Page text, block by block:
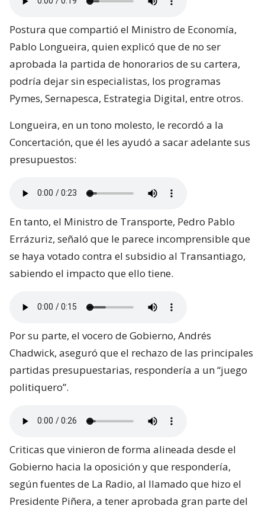
Postura que compartió el Ministro de Economía,
Pablo Longueira, quien explicó que de no ser
aprobada la partida de honorarios de su cartera,
podría dejar sin especialistas, los programas
Pymes, Sernapesca, Estrategia Digital, entre otros.
Longueira, en un tono molesto, le recordó a la
Concertación, que él les ayudó a sacar adelante sus
presupuestos:
En tanto, el Ministro de Transporte, Pedro Pablo
Errázuriz, señaló que le parece incomprensible que
se haya votado contra el subsidio al Transantiago,
sabiendo el impacto que ello tiene.
Por su parte, el vocero de Gobierno, Andrés
Chadwick, aseguró que el rechazo de las principales
partidas presupuestarias, respondería a un “juego
politiquero”.
Criticas que vinieron de forma alineada desde el
Gobierno hacia la oposición y que respondería,
según fuentes de La Radio, al llamado que hizo el
Presidente Piñera, a tener aprobada gran parte del